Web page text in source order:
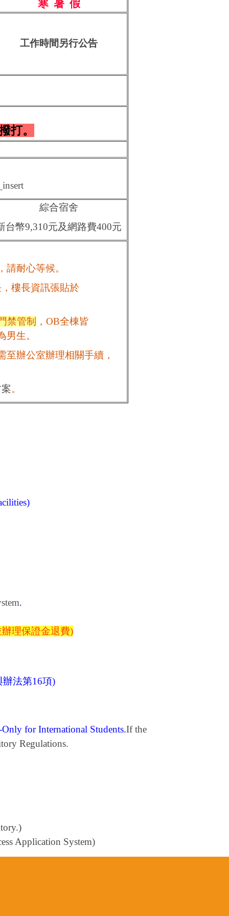
寒 暑 假
工作時間另行公告
打。
綜合宿舍
台幣9,310元及網路費400元
耐心等候。
樓長資訊張貼於
禁管制
，OB全棟皆
生。
辦公室辦理相關手續，
。
.
理保證金退費)
法第16項)
for International Students.If the
Regulations.
Application System)